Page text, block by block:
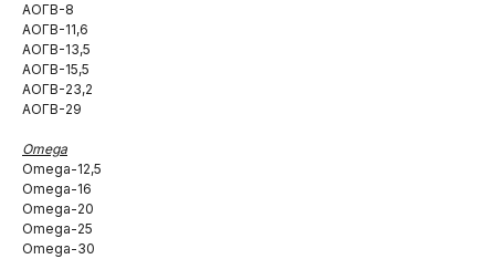
АОГВ-8
АОГВ-11,6
АОГВ-13,5
АОГВ-15,5
АОГВ-23,2
АОГВ-29
Omega
Omega-12,5
Omega-16
Omega-20
Omega-25
Omega-30